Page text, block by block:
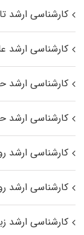
کارشناسی ارشد
کارشناسی ارشد
کارشناسی ارشد
کارشناسی ارشد
کارشناسی ارشد
کارشناسی ارشد
کارشناسی ارشد